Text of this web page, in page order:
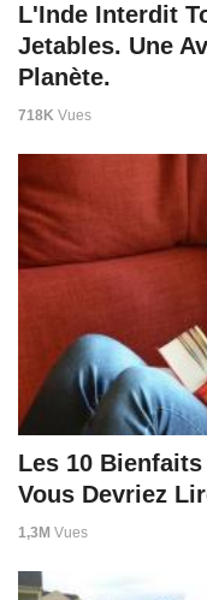
L'Inde Interdit
Jetables. Une
Planète.
718K Vues
Les 10
Vous Devriez
1,3M Vues